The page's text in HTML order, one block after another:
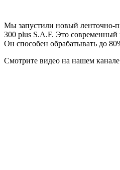
Мы запустили новый ленточно-
300 plus S.A.F. Это современный
Он способен обрабатывать до
Смотрите видео на нашем канале